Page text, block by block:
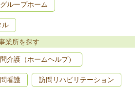
グループホーム
ル
業所を探す
介護（ホームヘルプ）
看護 訪問リハビリテーション